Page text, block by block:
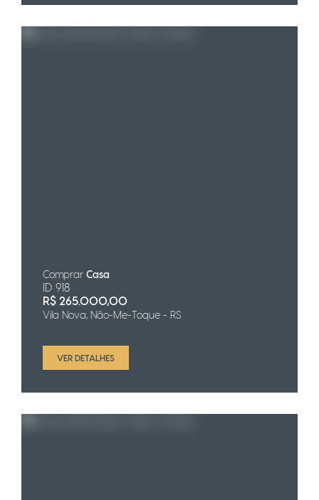
Comprar Casa
ID 918
R$ 265.000,00
Vila Nova, Não-Me-Toque - RS
VER DETALHES